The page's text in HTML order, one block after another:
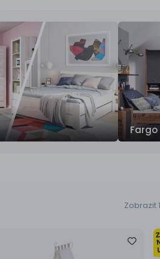
Fargo
Zobrazit